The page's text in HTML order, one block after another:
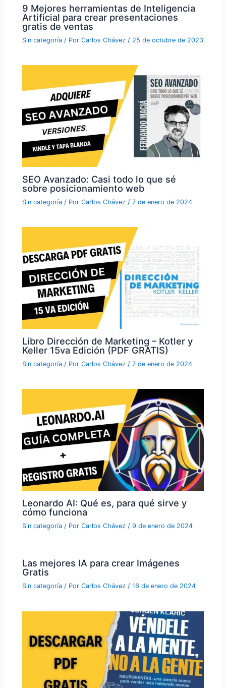
9 Mejores herramientas de Inteligencia
Artificial para crear presentaciones
gratis de ventas
Sin categoría / PorCarlos Chávez / 25 de octubre de 2023
SEO Avanzado: Casi todo lo que sé
sobre posicionamiento web
Sin categoría / PorCarlos Chávez /7 de enero de 2024
Libro Dirección de Marketing – Kotler y
Keller 15va Edición (PDF GRATIS)
Sin categoría / PorCarlos Chávez /7 de enero de 2024
Leonardo AI: Qué es, para qué sirve y
cómo funciona
Sin categoría / PorCarlos Chávez /9 de enero de 2024
Las mejores IA para crear Imágenes
Gratis
Sin categoría / PorCarlos Chávez/16 de enero de 2024